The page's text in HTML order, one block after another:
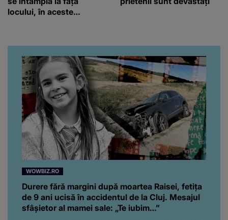
locului, în aceste
WOWBIZ.RO
Durere fără margini după moartea Raisei, fetița
de 9 ani ucisă în accidentul de la Cluj. Mesajul
sfâșietor al mamei sale: „Te iubim…”